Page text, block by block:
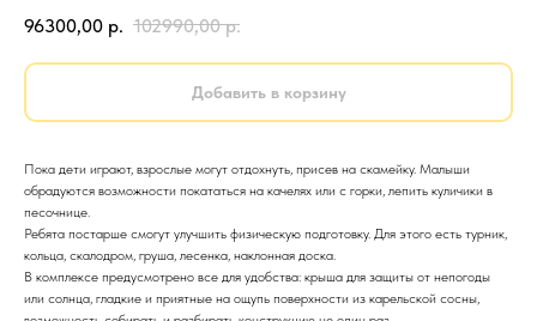
96300,00 р. 102990,00 р.
Добавить в корзину
Пока дети играют, взрослые могут отдохнуть, присев на скамейку. Малыши
обрадуются возможности покататься на качелях или с горки, лепить куличики в
песочнице.
Ребята постарше смогут улучшить физическую подготовку. Для этого есть турник,
кольца, скалодром, груша, лесенка, наклонная доска.
В комплексе предусмотрено все для удобства: крыша для защиты от непогоды
или солнца, гладкие и приятные на ощупь поверхности из карельской сосны,